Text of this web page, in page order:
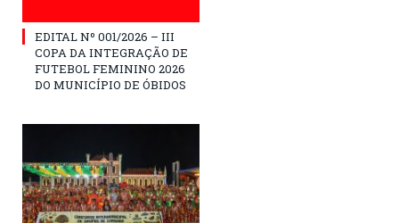
EDITAL Nº 001/2026 – III
COPA DA INTEGRAÇÃO DE
FUTEBOL FEMININO 2026
DO MUNICÍPIO DE ÓBIDOS